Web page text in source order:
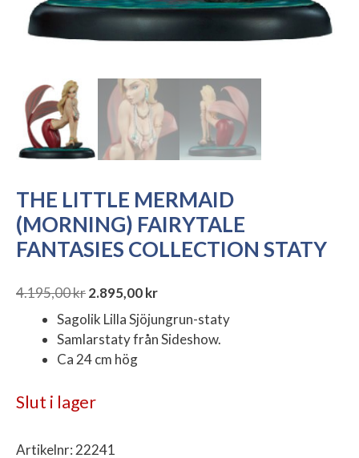
THE LITTLE MERMAID
(MORNING) FAIRYTALE
FANTASIES COLLECTION STATY
4.195,00kr
ursprungliga
4.195,00 kr.
2.895,00kr
nuvarande
2.895,00 kr.
Sagolik Lilla Sjöjungrun-staty
Samlarstaty från Sideshow.
Ca 24 cm hög
Slut i lager
Artikelnr:22241